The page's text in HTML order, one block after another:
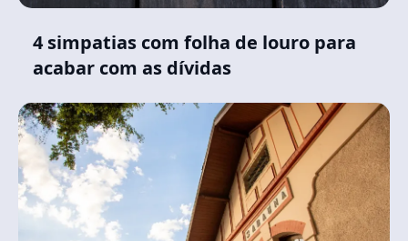
4 simpatias com folha de louro para
acabar com as dívidas